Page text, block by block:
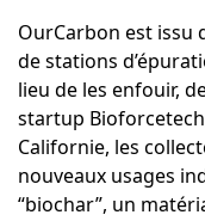
OurCarbon est issu
de stations
lieu de les enfouir,
startup Bioforcetech
Californie, les
nouveaux usages
“biochar”, un